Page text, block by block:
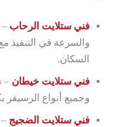
فني ستلايت الرحاب –
والسرعة في التنفيذ
السكان.
فني ستلايت خيطان –
وجميع أنواع الرسيفر
فني ستلايت الضجيج –